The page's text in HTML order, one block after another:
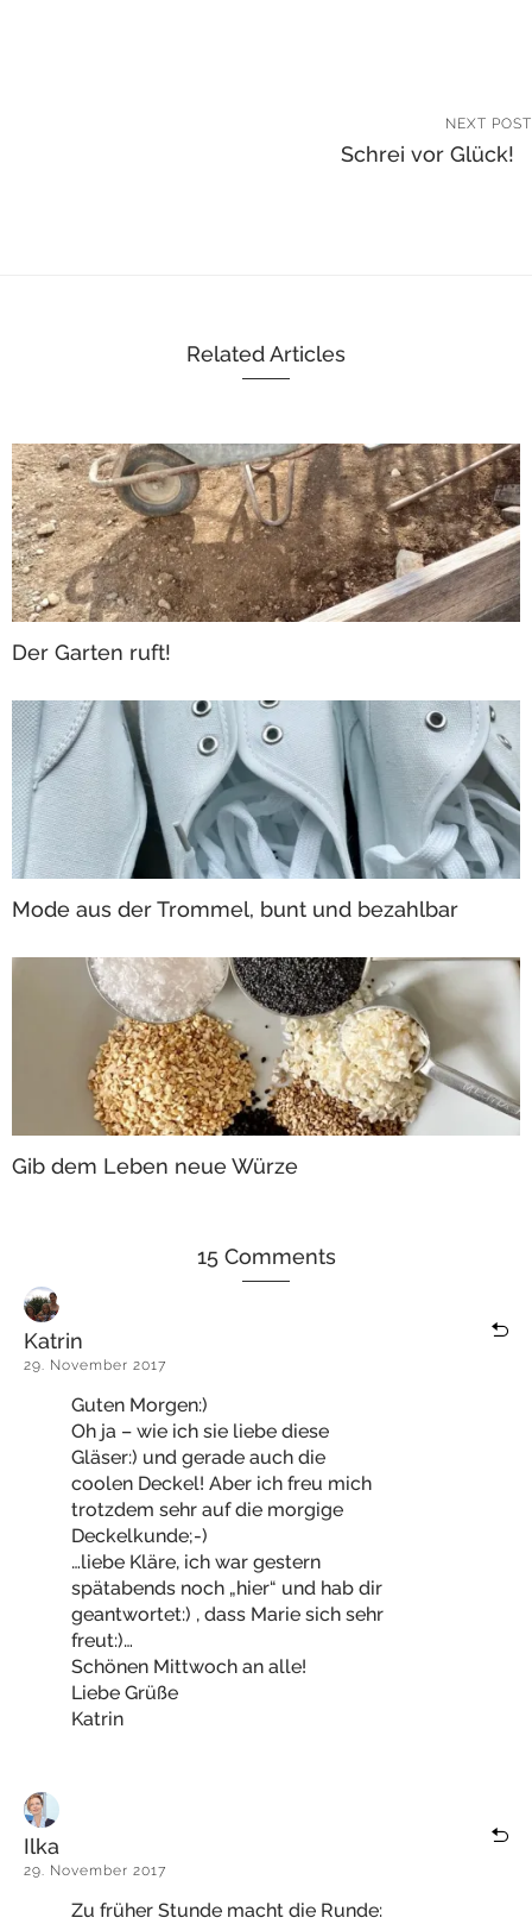
NEXT POST
Schrei vor Glück!
Related Articles
Der Garten ruft!
Mode aus der Trommel, bunt und bezahlbar
Gib dem Leben neue Würze
15 Comments
Katrin
29. November 2017
Guten Morgen:)
Oh ja – wie ich sie liebe diese
Gläser:) und gerade auch die
coolen Deckel! Aber ich freu mich
trotzdem sehr auf die morgige
Deckelkunde;-)
…liebe Kläre, ich war gestern
spätabends noch „hier“ und hab dir
geantwortet:) , dass Marie sich sehr
freut:)…
Schönen Mittwoch an alle!
Liebe Grüße
Katrin
Ilka
29. November 2017
Zu früher Stunde macht die Runde: